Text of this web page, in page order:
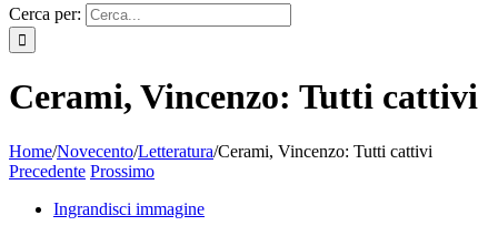
Cerca per:
Cerami, Vincenzo: Tutti cattivi
Home/Novecento/Letteratura/Cerami, Vincenzo: Tutti cattivi
Precedente Prossimo
Ingrandisci immagine